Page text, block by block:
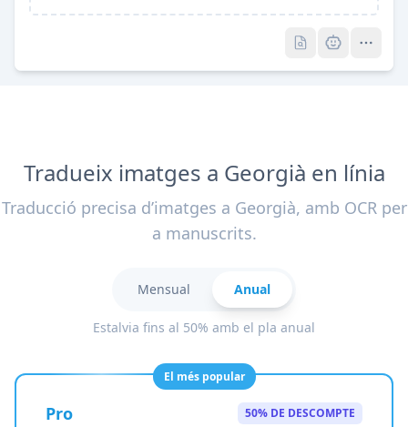
Tradueix imatges a Georgià en línia
Traducció precisa d’imatges a Georgià, amb OCR per
a manuscrits.
Mensual Anual
Estalvia fins al 50% amb el pla anual
El més popular
Pro 50% DE DESCOMPTE